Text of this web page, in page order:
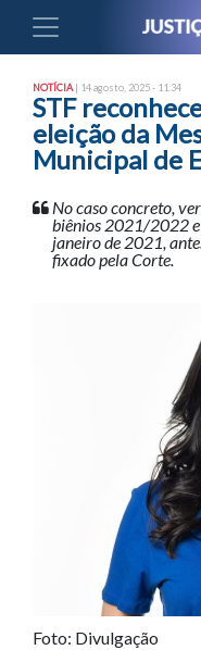
NOTÍCIA | 14 agosto, 2025 - 11:34
STF
eleição da
Municipal de
No caso concreto,
biênios 2021/2022
janeiro de 2021,
fixado pela Corte.
Foto: Divulgação